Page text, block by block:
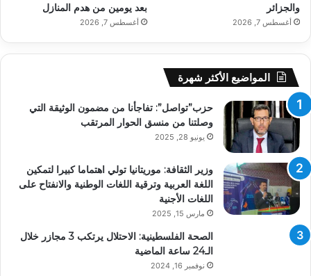
والجزائر
أغسطس 7, 2026
بعد يومين من هدم المنازل
أغسطس 7, 2026
المواضيع الأكثر شهرة
حزب”تواصل”: تفاجأنا من مضمون الوثيقة التي
وصلتنا من منسق الحوار المرتقب
يونيو 28, 2025
وزير الثقافة: موريتانيا تولي اهتماما كبيرا لتمكين
اللغة العربية وترقية اللغات الوطنية والانفتاح على
اللغات الأجنية
مارس 15, 2025
الصحة الفلسطينية: الاحتلال يرتكب 3 مجازر خلال
الـ24 ساعة الماضية
نوفمبر 16, 2024